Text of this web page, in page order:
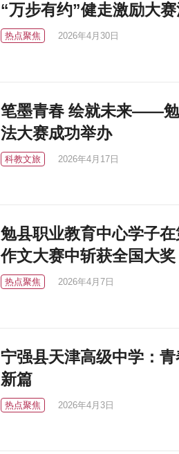
“万步有约”健走激励大
热点聚焦 2026年4月30日
笔墨青春 绘就未来——
法大赛成功举办
科教文旅 2026年4月17日
勉县职业教育中心学子
作文大赛中斩获全国大奖
热点聚焦 2026年4月7日
宁强县天津高级中学：
新篇
热点聚焦 2026年4月3日